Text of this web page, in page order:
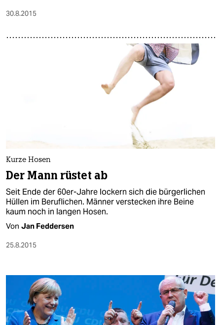
30.8.2015
Kurze Hosen
Der Mann rüstet ab
Seit Ende der 60er-Jahre lockern sich die bürgerlichen
Hüllen im Beruflichen. Männer verstecken ihre Beine
kaum noch in langen Hosen.
Von Jan Feddersen
25.8.2015